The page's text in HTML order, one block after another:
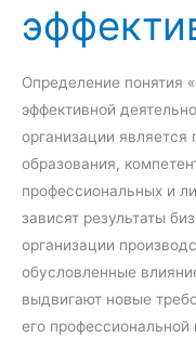
б
н
н
о
с
т
и
н
й
т
у
р
и
з
м
:
п
о
Определение понятия
эффективной
организации является
образования,
профессиональных и
зависят результаты
организации
обусловленные
выдвигают новые
его профессиональной